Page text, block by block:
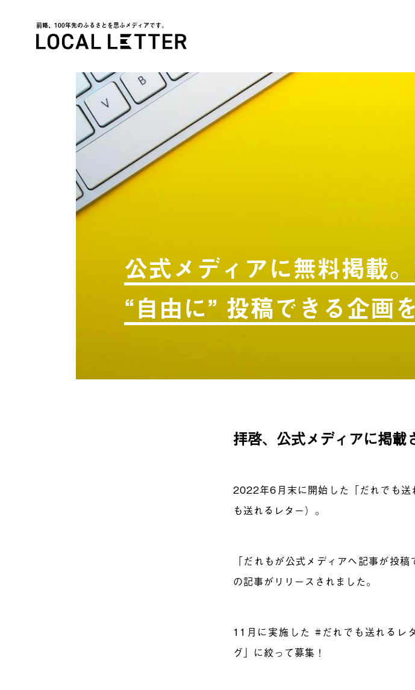
前略、100年先のふるさとを思ふメディアです。
公式メディアに無料掲載
“自由に” 投稿できる企画
拝啓、公式メディアに掲載
2022年6月末に開始した「だれでも
も送れるレター）。
「だれもが公式メディアへ記事が投
の記事がリリースされました。
11月に実施した #だれでも送れるレ
グ」に絞って募集！